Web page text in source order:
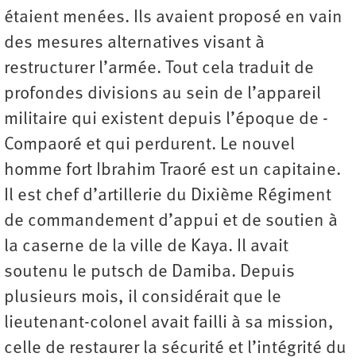
étaient menées. Ils avaient proposé en vain
des mesures alternatives visant à
restructurer l’armée. Tout cela traduit de
profondes divisions au sein de l’appareil
militaire qui existent depuis l’époque de ­
Compaoré et qui perdurent. Le nouvel
homme fort Ibrahim Traoré est un capitaine.
Il est chef d’artillerie du Dixième Régiment
de commandement d’appui et de soutien à
la caserne de la ville de Kaya. Il avait
soutenu le putsch de Damiba. Depuis
plusieurs mois, il considérait que le
lieutenant-­colonel avait failli à sa mission,
celle de restaurer la sécurité et l’intégrité du